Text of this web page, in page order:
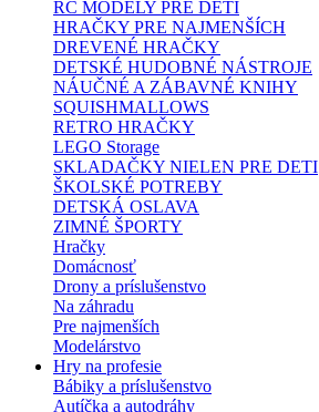
RC MODELY PRE DETI
HRAČKY PRE NAJMENŠÍCH
DREVENÉ HRAČKY
DETSKÉ HUDOBNÉ NÁSTROJE
NÁUČNÉ A ZÁBAVNÉ KNIHY
SQUISHMALLOWS
RETRO HRAČKY
LEGO Storage
SKLADAČKY NIELEN PRE DETI
ŠKOLSKÉ POTREBY
DETSKÁ OSLAVA
ZIMNÉ ŠPORTY
Hračky
Domácnosť
Drony a príslušenstvo
Na záhradu
Pre najmenších
Modelárstvo
Hry na profesie
Bábiky a príslušenstvo
Autíčka a autodráhy